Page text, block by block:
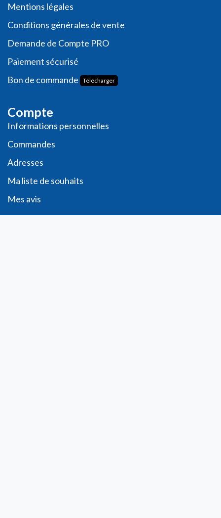
Mentions légales
Conditions générales de vente
Demande de Compte PRO
Paiement sécurisé
Bon de commande
Télécharger
Compte
Informations personnelles
Commande​s
Adresses
Ma liste de souhaits
Mes avis